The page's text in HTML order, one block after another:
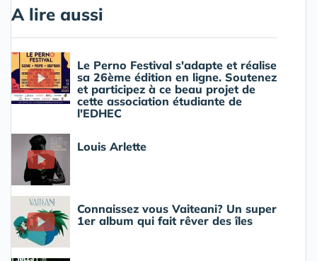
A lire aussi
Le Perno Festival s'adapte et réalise
sa 26ème édition en ligne. Soutenez
et participez à ce beau projet de
cette association étudiante de
l'EDHEC
Louis Arlette
Connaissez vous Vaiteani? Un super
1er album qui fait rêver des îles